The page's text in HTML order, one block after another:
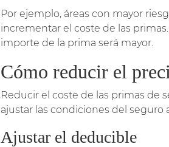
Por ejemplo, áreas con mayor
incrementar el coste de las
importe de la prima será mayor.
Cómo reducir el
Reducir el coste de las primas de
ajustar las condiciones del
Ajustar el deducible